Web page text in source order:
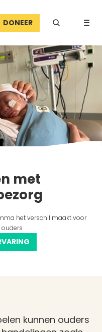
DONEER
met
het verschil maakt voor
kunnen ouders